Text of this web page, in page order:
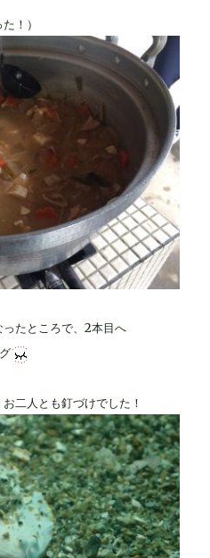
！）
たところで、2本目へ
二人とも釘づけでした！